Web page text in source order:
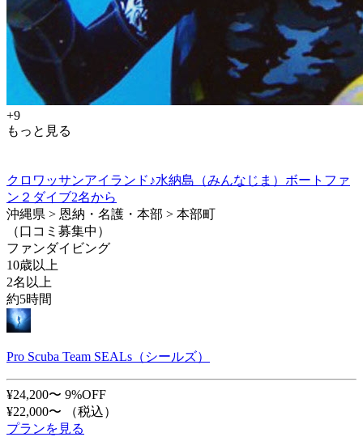
+9
もっと見る
クロワッサンアイランド♪水納島（みんなじま）ボートファ
ン２ダイブ2名から
沖縄県 > 恩納・名護・本部 > 本部町
（口コミ募集中）
ファンダイビング
10歳以上
2名以上
約5時間
Pro Scuba Team SEALs（シールズ）
¥24,200〜 9%OFF
¥22,000〜
（税込）
プランを見る